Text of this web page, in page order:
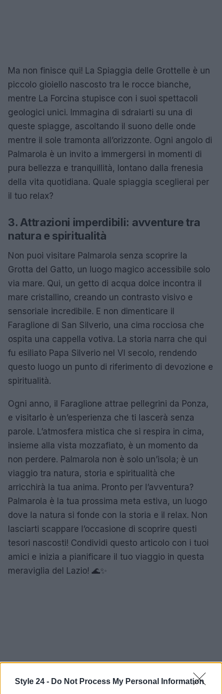
Style 24 - Do Not Process My Personal Information
Ma non finisce qui! La Spiaggia delle Grottelle è un
piccolo gioiello nascosto tra le rocce bianche,
mentre La Forcina stupisce con i suoi spettacoli
geologici unici. Immagina di sdraiarti su una di
queste spiagge, ascoltando il suono delle onde
mentre il sole tramonta all’orizzonte. Ogni angolo di
Palmarola è un invito a immergersi in momenti di
pura bellezza e tranquillità, lontano dalla frenesia
della vita quotidiana. Quale spiaggia sceglierai per
il tuo relax?
3. Attrazioni imperdibili: avventure tra
natura e spiritualità
Non puoi visitare Palmarola senza scoprire la
Grotta del Gatto, un luogo magico accessibile solo
via mare. Qui, un getto di acqua dolce incontra il
mare cristallino, creando un contrasto visivo e
sensoriale incredibile. E non dimenticare il
Faraglione di San Silverio, una cima rocciosa che
ospita una cappella votiva. La storia narra che qui
fu esiliato Papa Silverio nel VI secolo, rendendo
questo luogo un punto di riferimento di devozione e
spiritualità.
Ogni anno, il Faraglione attrae pellegrini da Ponza,
e visitarlo è un’esperienza che ti lascerà senza
parole. L’atmosfera mistica che si respira in cima,
insieme alla vista mozzafiato, è un momento da
non perdere. Palmarola non è solo un’isola; è un
viaggio tra natura, storia e spiritualità che
arricchirà la tua anima. Pronto per l’avventura?
Palmarola è la tua prossima meta estiva, un luogo
dove la natura si fonde con la storia e il relax. Non
lasciarti scappare l’occasione di scoprire questi
tesori nascosti! Condividi questo articolo con i tuoi
amici e inizia a pianificare il tuo viaggio in questa
meraviglia del Lazio! 🌊✨